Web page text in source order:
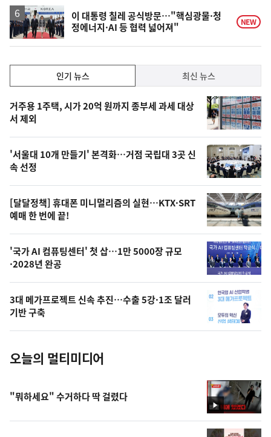
이 대통령 칠레 공식방문…"핵심광물·청
정에너지·AI 등 협력 넓어져"
NEW
기,
최
신,
오
늘
의
영
상
오
의
사
진
인기 뉴스 최신 뉴스
인
기
뉴
스
거주용 1주택, 시가 20억 원까지 종부세 과세 대상
서 제외
'서울대 10개 만들기' 본격화…거점 국립대 3곳 신
속 선정
[달달정책] 휴대폰 미니멀리즘의 실현…KTX·SRT
예매 한 번에 끝!
'국가 AI 컴퓨팅센터' 첫 삽…1만 5000장 규모
·2028년 완공
3대 메가프로젝트 신속 추진…수출 5강·1조 달러
기반 구축
오늘의 멀티미디어
영
상
"뭐하세요" 수거하다 딱 걸렸다